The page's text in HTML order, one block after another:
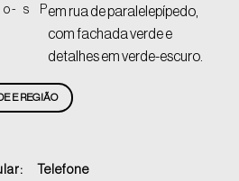
o -
s
Pem rua de paralelepípedo,
com fachada verde e
detalhes em verde-escuro.
E REGIÃO
Telefone